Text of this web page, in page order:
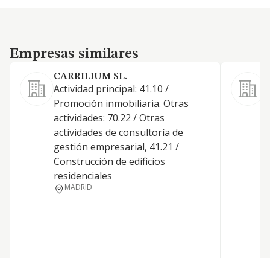
Empresas similares
Empresas similares
CARRILIUM SL.
Actividad principal: 41.10 /
Promoción inmobiliaria. Otras
actividades: 70.22 / Otras
actividades de consultoría de
gestión empresarial, 41.21 /
Construcción de edificios
residenciales
MADRID